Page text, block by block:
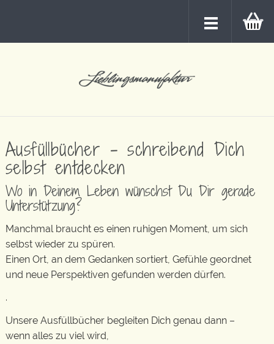
Ausfüllbücher – schreibend Dich
selbst entdecken
Wo in Deinem Leben wünschst Du Dir gerade
Unterstützung?
Manchmal braucht es einen ruhigen Moment, um sich
selbst wieder zu spüren.
Einen Ort, an dem Gedanken sortiert, Gefühle geordnet
und neue Perspektiven gefunden werden dürfen.
.
Unsere Ausfüllbücher begleiten Dich genau dann –
wenn alles zu viel wird,